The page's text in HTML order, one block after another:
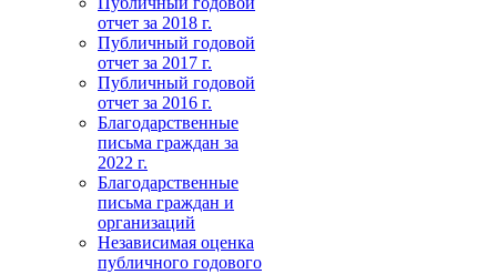
отчет за 2018 г.
Публичный годовой
отчет за 2017 г.
Публичный годовой
отчет за 2016 г.
Благодарственные
письма граждан за
2022 г.
Благодарственные
письма граждан и
организаций
Независимая оценка
публичного годового